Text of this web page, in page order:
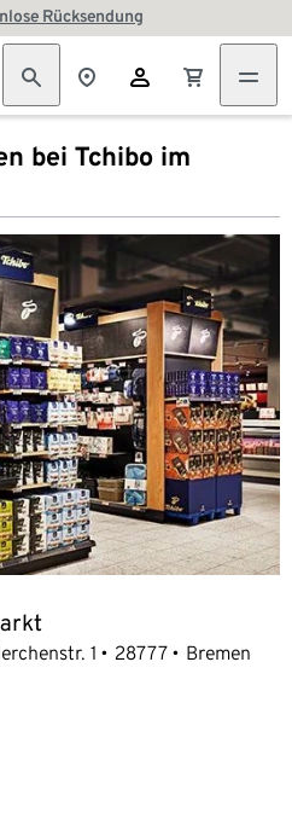
Rücksendung
bei Tchibo im
1 28777 Bremen